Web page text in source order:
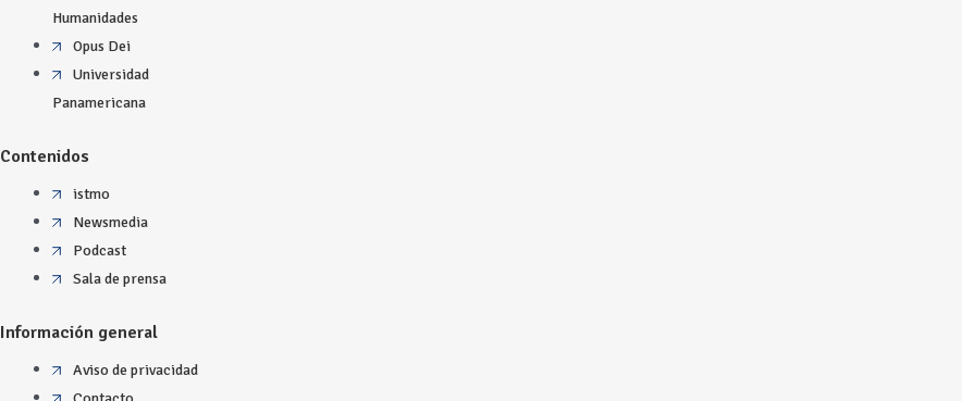
Humanidades
Opus Dei
Universidad
Panamericana
Contenidos
istmo
Newsmedia
Podcast
Sala de prensa
Información general
Aviso de privacidad